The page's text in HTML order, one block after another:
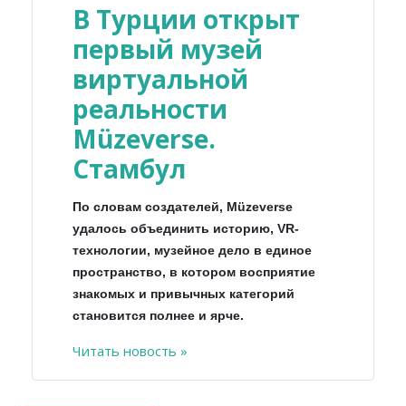
В Турции открыт
первый музей
виртуальной
реальности
Müzeverse.
Стамбул
По словам создателей, Müzeverse
удалось объединить историю, VR-
технологии, музейное дело в единое
пространство, в котором восприятие
знакомых и привычных категорий
становится полнее и ярче.
Читать новость »